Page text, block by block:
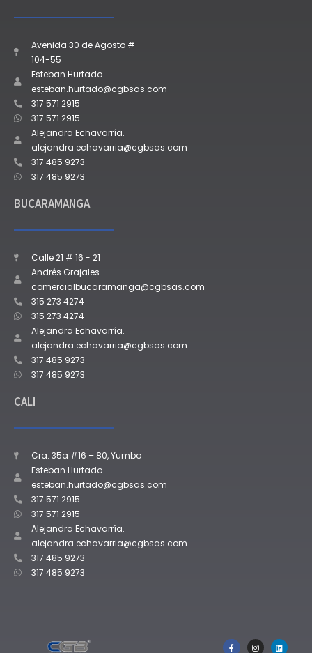
Avenida 30 de Agosto #
104-55
Esteban Hurtado.
esteban.hurtado@cgbsas.com
317 571 2915
317 571 2915
Alejandra Echavarría.
alejandra.echavarria@cgbsas.com
317 485 9273
317 485 9273
BUCARAMANGA
Calle 21 # 16 - 21
Andrés Grajales.
comercialbucaramanga@cgbsas.com
315 273 4274
315 273 4274
Alejandra Echavarría.
alejandra.echavarria@cgbsas.com
317 485 9273
317 485 9273
CALI
Cra. 35a #16 – 80, Yumbo
Esteban Hurtado.
esteban.hurtado@cgbsas.com
317 571 2915
317 571 2915
Alejandra Echavarría.
alejandra.echavarria@cgbsas.com
317 485 9273
317 485 9273